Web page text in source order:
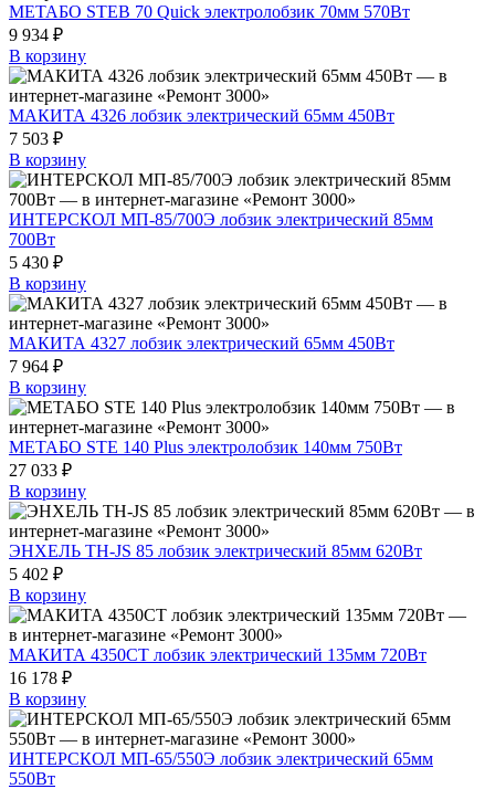
МЕТАБО STEB 70 Quick электролобзик 70мм 570Вт
9 934 ₽
В корзину
МАКИТА 4326 лобзик электрический 65мм 450Вт
7 503 ₽
В корзину
ИНТЕРСКОЛ МП-85/700Э лобзик электрический 85мм
700Вт
5 430 ₽
В корзину
МАКИТА 4327 лобзик электрический 65мм 450Вт
7 964 ₽
В корзину
МЕТАБО STE 140 Plus электролобзик 140мм 750Вт
27 033 ₽
В корзину
ЭНХЕЛЬ TH-JS 85 лобзик электрический 85мм 620Вт
5 402 ₽
В корзину
МАКИТА 4350CT лобзик электрический 135мм 720Вт
16 178 ₽
В корзину
ИНТЕРСКОЛ МП-65/550Э лобзик электрический 65мм
550Вт